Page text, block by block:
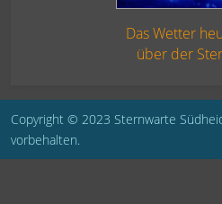
Das Wetter
über der
Copyright © 2023 Sternwarte
vorbehalten.